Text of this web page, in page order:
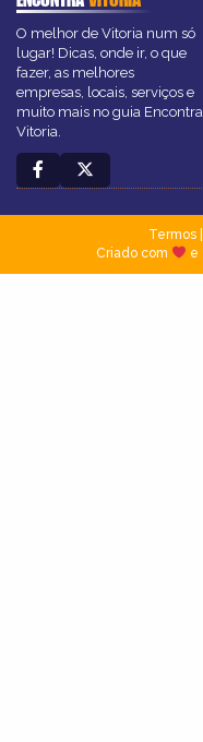
O melhor de Vitoria num só
lugar! Dicas, onde ir, o que
fazer, as melhores
empresas, locais, serviços e
muito mais no guia Encontra
Vitoria.
Termos|
Criado com
e